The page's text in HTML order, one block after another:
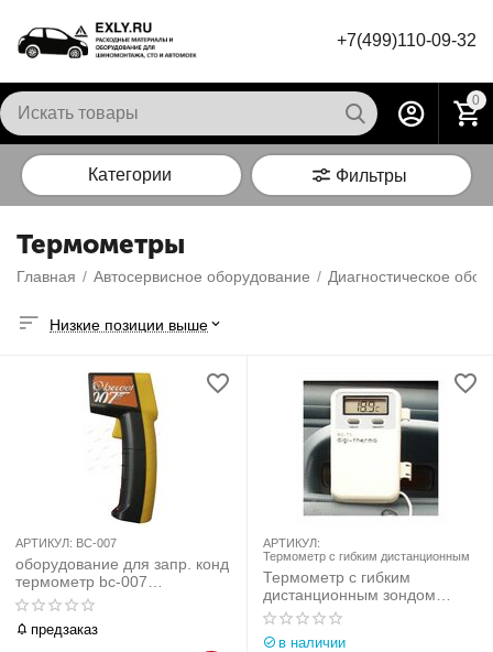
+7(499)110-09-32
0
Категории Фильтры
Термометры
Главная / Автосервисное оборудование / Диагностическое
Низкие позиции выше
АРТИКУЛ: BC-007
оборудование для запр. конд
термометр bc-007
электронный дистанционный
предзаказ
АРТИКУЛ:
Термометр с гибким дистанционным
Термометр с гибким
дистанционным зондом
ЮниСовСервис
в наличии